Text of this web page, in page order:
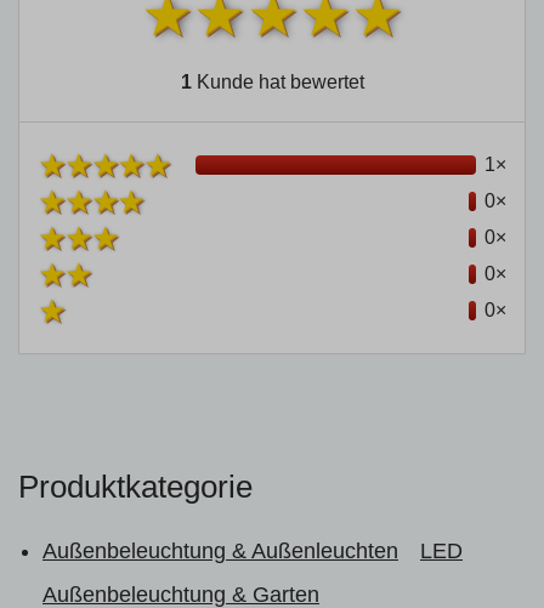
1Kunde hat bewertet
1×
0×
0×
0×
0×
Produktkategorie
Außenbeleuchtung & Außenleuchten
LED
Außenbeleuchtung & Garten